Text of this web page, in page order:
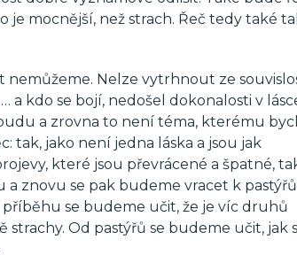
je mocnější, než strach. Řeč tedy také
nemůžeme. Nelze vytrhnout ze
a kdo se bojí, nedošel dokonalosti v
a zrovna to není téma, kterému
tak, jako není jedna láska a jsou jak
které jsou převrácené a špatné,
a znovu se pak budeme vracet k
se budeme učit, že je víc druhů
strachy. Od pastýřů se budeme učit, jak s